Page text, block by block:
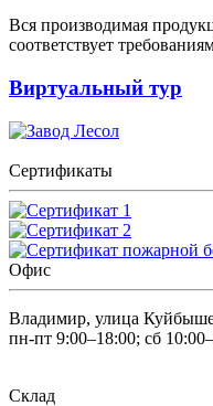
Вся производимая
соответствует
Виртуальный тур
Сертификаты
Офис
Владимир, улица
пн-пт 9:00–18:00; сб
Склад